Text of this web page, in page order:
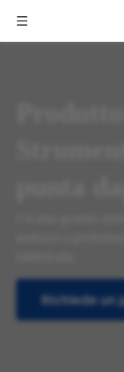
Richiede un